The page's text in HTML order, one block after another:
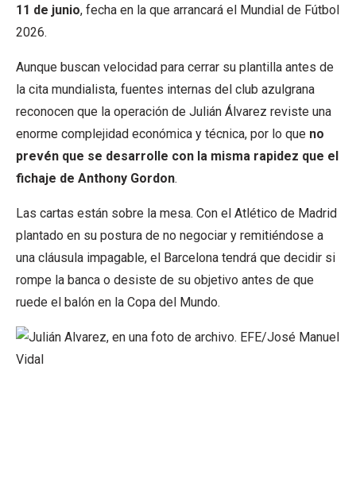
11 de junio, fecha en la que arrancará el Mundial de Fútbol
2026.
Aunque buscan velocidad para cerrar su plantilla antes de
la cita mundialista, fuentes internas del club azulgrana
reconocen que la operación de Julián Álvarez reviste una
enorme complejidad económica y técnica, por lo que no
prevén que se desarrolle con la misma rapidez que el
fichaje de Anthony Gordon.
Las cartas están sobre la mesa. Con el Atlético de Madrid
plantado en su postura de no negociar y remitiéndose a
una cláusula impagable, el Barcelona tendrá que decidir si
rompe la banca o desiste de su objetivo antes de que
ruede el balón en la Copa del Mundo.